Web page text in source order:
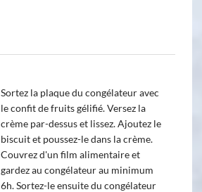
Sortez la plaque du congélateur avec
le confit de fruits gélifié. Versez la
crème par-dessus et lissez. Ajoutez le
biscuit et poussez-le dans la crème.
Couvrez d'un film alimentaire et
gardez au congélateur au minimum
6h. Sortez-le ensuite du congélateur